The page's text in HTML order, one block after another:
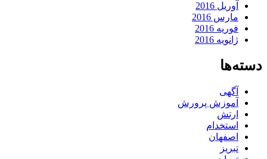
آوریل 2016
مارس 2016
فوریه 2016
ژانویه 2016
دسته‌ها
آگهی
آموزش پرورش
ارتش
استخدام
اصفهان
تبریز